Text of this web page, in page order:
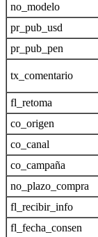
no_modelo
pr_pub_usd
pr_pub_pen
tx_comentario
fl_retoma
co_origen
co_canal
co_campaña
no_plazo_compra
fl_recibir_info
fl_fecha_consen